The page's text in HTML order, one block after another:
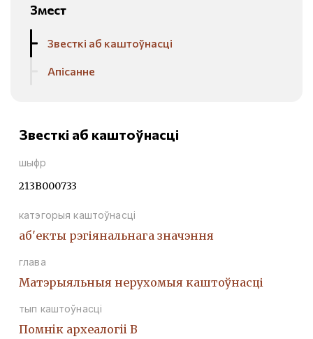
Змест
Звесткі аб каштоўнасці
Апісанне
Звесткі аб каштоўнасці
шыфр
213В000733
катэгорыя каштоўнасці
аб'екты рэгіянальнага значэння
глава
Матэрыяльныя нерухомыя каштоўнасці
тып каштоўнасці
Помнiк археалогii В